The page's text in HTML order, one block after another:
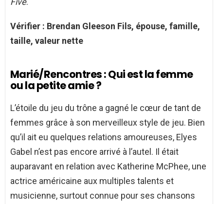
Vérifier : Brendan Gleeson Fils, épouse, famille,
taille, valeur nette
Marié/Rencontres : Qui est la femme
ou la petite amie ?
L’étoile du jeu du trône a gagné le cœur de tant de
femmes grâce à son merveilleux style de jeu. Bien
qu’il ait eu quelques relations amoureuses, Elyes
Gabel n’est pas encore arrivé à l’autel. Il était
auparavant en relation avec Katherine McPhee, une
actrice américaine aux multiples talents et
musicienne, surtout connue pour ses chansons